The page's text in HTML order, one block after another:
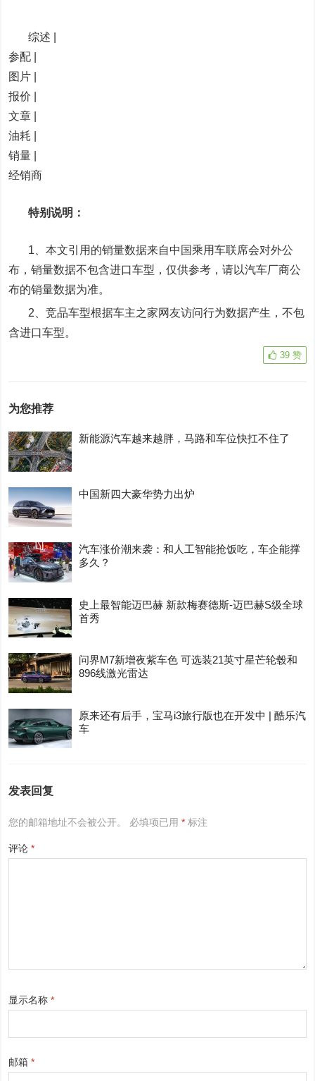
综述 |
参配 |
图片 |
报价 |
文章 |
油耗 |
销量 |
经销商
特别说明：
1、本文引用的销量数据来自中国乘用车联席会对外公
布，销量数据不包含进口车型，仅供参考，请以汽车厂商公
布的销量数据为准。
2、竞品车型根据车主之家网友访问行为数据产生，不包
含进口车型。
39 赞
为您推荐
新能源汽车越来越胖，马路和车位快扛不住了
中国新四大豪华势力出炉
汽车涨价潮来袭：和人工智能抢饭吃，车企能撑
多久？
史上最智能迈巴赫 新款梅赛德斯-迈巴赫S级全球
首秀
问界M7新增夜紫车色 可选装21英寸星芒轮毂和
896线激光雷达
原来还有后手，宝马i3旅行版也在开发中 | 酷乐汽
车
发表回复
您的邮箱地址不会被公开。 必填项已用* 标注
评论*
显示名称*
邮箱*